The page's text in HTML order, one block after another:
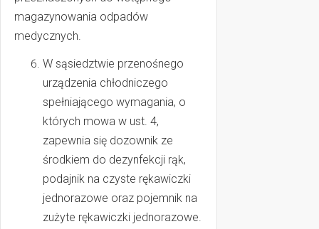
magazynowania odpadów
medycznych.
W sąsiedztwie przenośnego
urządzenia chłodniczego
spełniającego wymagania, o
których mowa w ust. 4,
zapewnia się dozownik ze
środkiem do dezynfekcji rąk,
podajnik na czyste rękawiczki
jednorazowe oraz pojemnik na
zużyte rękawiczki jednorazowe.